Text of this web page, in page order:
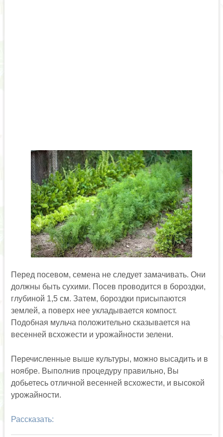
Перед посевом, семена не следует замачивать. Они
должны быть сухими. Посев проводится в бороздки,
глубиной 1,5 см. Затем, бороздки присыпаются
землей, а поверх нее укладывается компост.
Подобная мульча положительно сказывается на
весенней всхожести и урожайности зелени.
Перечисленные выше культуры, можно высадить и в
ноябре. Выполнив процедуру правильно, Вы
добьетесь отличной весенней всхожести, и высокой
урожайности.
Рассказать: